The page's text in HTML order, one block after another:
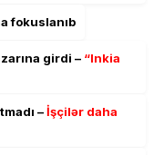
fokuslanıb
girdi – “Inkia
–İşçilər daha